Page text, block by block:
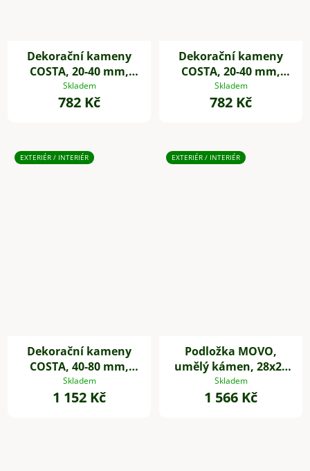
Dekorační kameny
COSTA, 20-40 mm,
plast, černá
Skladem
782 Kč
Dekorační kameny
COSTA, 20-40 mm,
plast, bílá
Skladem
782 Kč
EXTERIÉR / INTERIÉR
Dekorační kameny
COSTA, 40-80 mm,
plast, šedá
Skladem
1 152 Kč
EXTERIÉR / INTERIÉR
Podložka MOVO,
umělý kámen, 28x28
cm, šedá
Skladem
1 566 Kč